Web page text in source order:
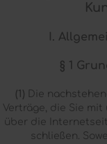
I.
§ 1
(1) Die
Verträge, die Sie mit
über die
schließen.